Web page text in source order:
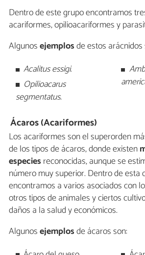
Dentro de este grupo encontramos
acariformes, opilioacariformes y
Algunosejemplosde estos arácnidos
Acalitus essigi.
Opilioacarus
segmentatus.
Ácaros (Acariformes)
Los acariformes son el superorden
de los tipos de ácaros, donde existen
especies reconocidas, aunque se
número muy superior. Dentro de esta
encontramos a varios asociados con
otros tipos de animales y ciertos
daños a la salud y económicos.
Algunosejemplosde ácaros son: